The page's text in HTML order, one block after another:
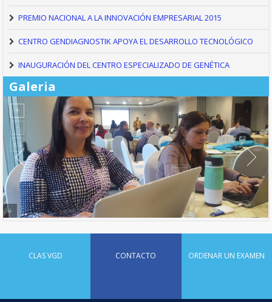
PREMIO NACIONAL A LA INNOVACIÓN EMPRESARIAL 2015
CENTRO GENDIAGNOSTIK APOYA EL DESARROLLO TECNOLÓGICO
INAUGURACIÓN DEL CENTRO ESPECIALIZADO DE GENÉTICA
Galeria
CLAS VGD CONTACTO ORDENAR UN EXAMEN